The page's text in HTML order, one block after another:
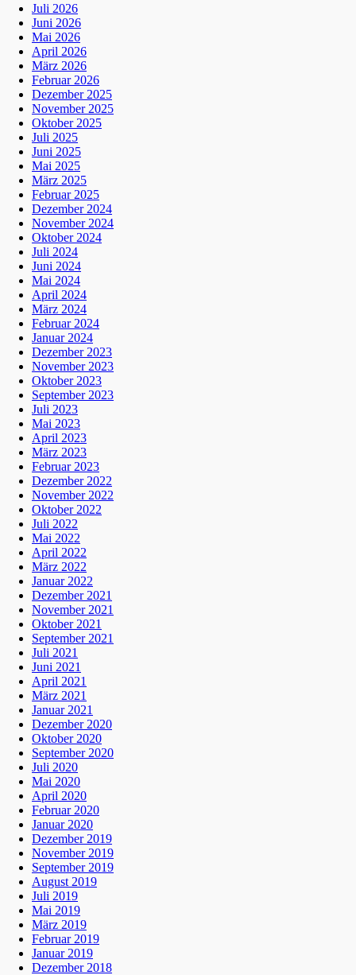
Juli 2026
Juni 2026
Mai 2026
April 2026
März 2026
Februar 2026
Dezember 2025
November 2025
Oktober 2025
Juli 2025
Juni 2025
Mai 2025
März 2025
Februar 2025
Dezember 2024
November 2024
Oktober 2024
Juli 2024
Juni 2024
Mai 2024
April 2024
März 2024
Februar 2024
Januar 2024
Dezember 2023
November 2023
Oktober 2023
September 2023
Juli 2023
Mai 2023
April 2023
März 2023
Februar 2023
Dezember 2022
November 2022
Oktober 2022
Juli 2022
Mai 2022
April 2022
März 2022
Januar 2022
Dezember 2021
November 2021
Oktober 2021
September 2021
Juli 2021
Juni 2021
April 2021
März 2021
Januar 2021
Dezember 2020
Oktober 2020
September 2020
Juli 2020
Mai 2020
April 2020
Februar 2020
Januar 2020
Dezember 2019
November 2019
September 2019
August 2019
Juli 2019
Mai 2019
März 2019
Februar 2019
Januar 2019
Dezember 2018